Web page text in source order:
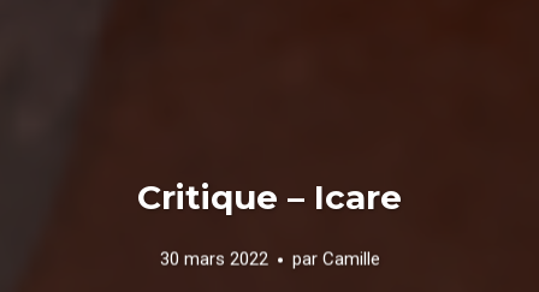
Critique – Icare
30 mars 2022 par Camille